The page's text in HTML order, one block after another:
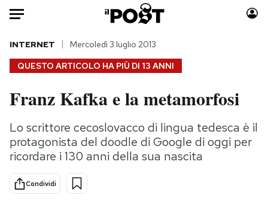
Auto
HOME
Italia
Politica
Tecnologia
Scienza
Moda
Consumismi
Storie/Idee
QUESTO ARTICOLO HA PIÙ DI 13 ANNI
INTERNET Mercoledì 3 luglio 2013
Franz Kafka e la metamorfosi
Lo scrittore cecoslovacco di lingua tedesca è il
protagonista del doodle di Google di oggi per
ricordare i 130 anni della sua nascita
Condividi